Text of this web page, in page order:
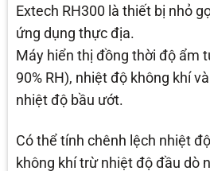
Extech RH300 là thiết bị nhỏ
ứng dụng thực địa.
Máy hiển thị đồng thời độ ẩm
90% RH), nhiệt độ không khí
nhiệt độ bầu ướt.
Có thể tính chênh lệch nhiệt
không khí trừ nhiệt độ đầu dò